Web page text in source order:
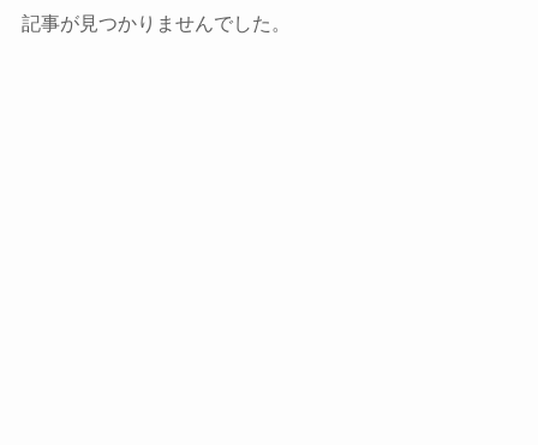
記事が見つかりませんでした。